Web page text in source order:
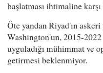
başlatması ihtimaline
Öte yandan Riyad'ın
Washington'un, 2015-2022
uyguladığı mühimmat ve
getirmesi beklenmiyor.